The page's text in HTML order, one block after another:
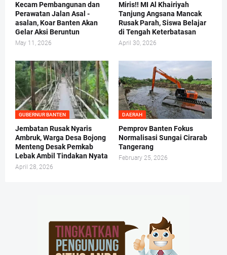
Kecam Pembangunan dan
Perawatan Jalan Asal -
asalan, Koar Banten Akan
Gelar Aksi Beruntun
May 11, 2026
Miris!! MI Al Khairiyah
Tanjung Angsana Mancak
Rusak Parah, Siswa Belajar
di Tengah Keterbatasan
April 30, 2026
GUBERNUR BANTEN
Jembatan Rusak Nyaris
Ambruk, Warga Desa Bojong
Menteng Desak Pemkab
Lebak Ambil Tindakan Nyata
April 28, 2026
DAERAH
Pemprov Banten Fokus
Normalisasi Sungai Cirarab
Tangerang
February 25, 2026